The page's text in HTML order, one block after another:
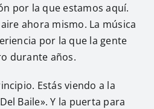
por la que estamos aquí.
ahora mismo. La música
por la que la gente
durante años.
Estás viendo a la
Baile». Y la puerta para